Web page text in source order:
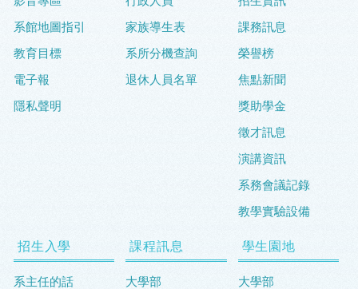
系館地圖指引
教育目標
電子報
隱私聲明
家族導生表
系所分機查詢
退休人員名單
課務訊息
榮譽榜
焦點新聞
獎助學金
徵才訊息
演講資訊
系務會議記錄
教學實驗設備
招生入學
系主任的話
課程訊息
大學部
學生園地
大學部